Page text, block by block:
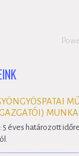
éves határozott